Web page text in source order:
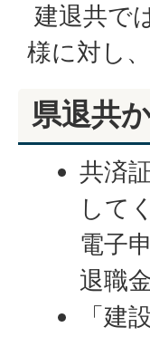
建退共で
様に対し
県退共
共済
して
電子
退職
「建